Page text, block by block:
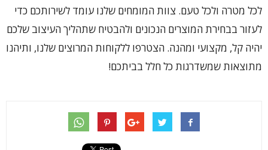
לכל מטרה ולכל טעם. צוות המומחים שלנו עומד לשירותכם כדי
לעזור בבחירת המוצרים הנכונים ולהבטיח שתהליך העיצוב שלכם
יהיה קל, מקצועי ומהנה. הצטרפו ללקוחות המרוצים שלנו, ותיהנו
מתוצאות שמשדרגות כל חלל בביתכם!